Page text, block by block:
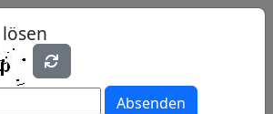
Absenden